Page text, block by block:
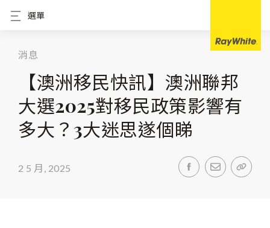
選單
消息
【澳洲移民快訊】澳洲聯邦
大選2025對移民政策影響有
多大？3大迷思遂個睇
2 5 月, 2025